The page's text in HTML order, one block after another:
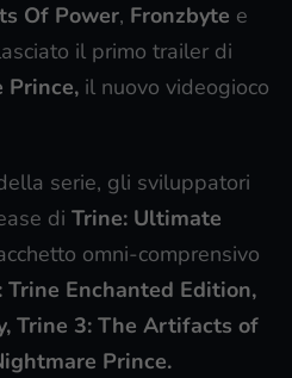
Of Power, Fronzbyte e
il primo trailer di
Prince, il nuovo videogioco
serie, gli sviluppatori
di Trine: Ultimate
omni-comprensivo
Trine Enchanted Edition,
Trine 3: The Artifacts of
Prince.